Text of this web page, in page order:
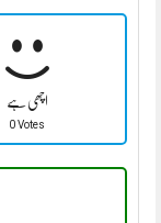
اچھی ہے
0 Votes